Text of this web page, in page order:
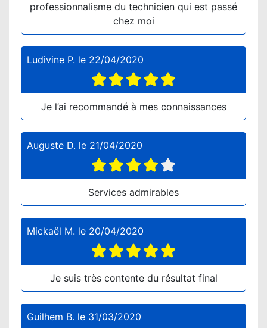
professionnalisme du technicien qui est passé
chez moi
Ludivine P. le 22/04/2020
Je l’ai recommandé à mes connaissances
Auguste D. le 21/04/2020
Services admirables
Mickaël M. le 20/04/2020
Je suis très contente du résultat final
Guilhem B. le 31/03/2020